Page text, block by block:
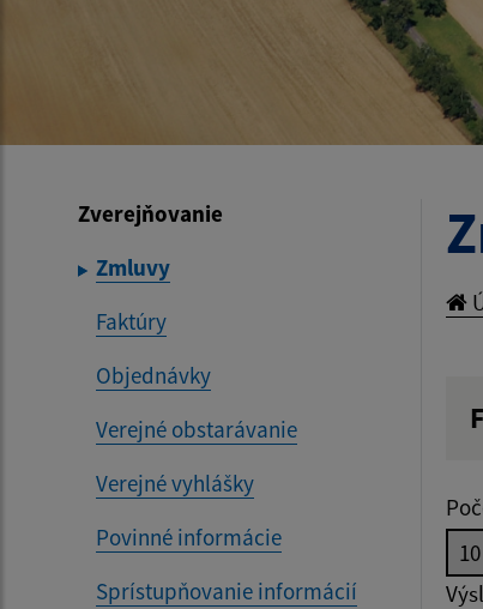
Zverejňovanie
Zmluvy
Faktúry
Objednávky
Verejné obstarávanie
Verejné vyhlášky
Povinné informácie
Sprístupňovanie informácií